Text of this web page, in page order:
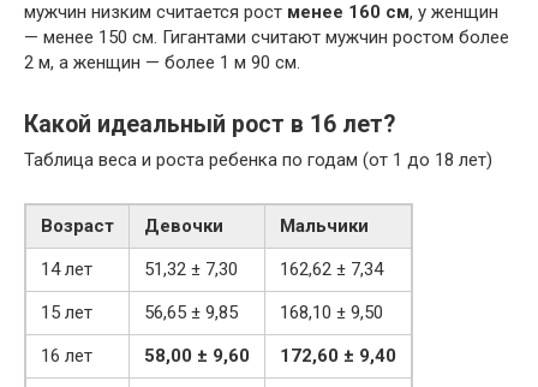
мужчин низким считается рост менее 160 см, у женщин
— менее 150 см. Гигантами считают мужчин ростом более
2 м, а женщин — более 1 м 90 см.
Какой идеальный рост в 16 лет?
Таблица веса и роста ребенка по годам (от 1 до 18 лет)
Возраст Девочки
Мальчики
14 лет
51,32 ± 7,30
162,62 ± 7,34
15 лет
56,65 ± 9,85
168,10 ± 9,50
16 лет
58,00 ± 9,60
172,60 ± 9,40